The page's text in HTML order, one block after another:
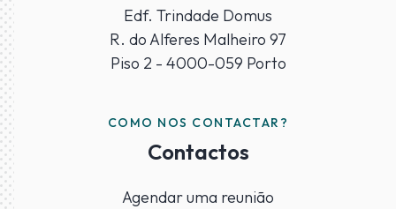
Edf. Trindade Domus
R. do Alferes Malheiro 97
Piso 2 - 4000-059 Porto
COMO NOS CONTACTAR?
Contactos
Agendar uma reunião